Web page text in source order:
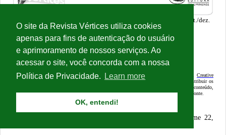
O site da Revista Vértices utiliza cookies
apenas para fins de autenticação do usuário
e aprimoramento de nossos serviços. Ao
acessar o site, você concorda com a nossa
Política de Privacidade.
Learn more
OK, entendi!